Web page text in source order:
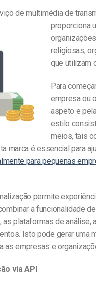
de multimédia de
proporciona
religiosas,
que utilizam
Para
empresa ou
aspeto e
estilo
meios, tais
marca é essencial para
para pequenas
permite
a funcionalidade
plataformas de
Isto pode gerar uma
as empresas e
via API